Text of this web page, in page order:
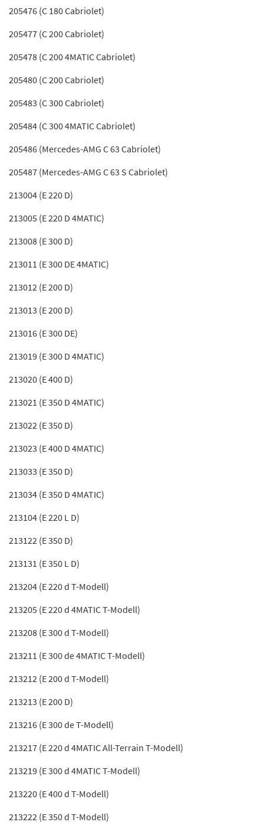
205476 (C 180 Cabriolet)
205477 (C 200 Cabriolet)
205478 (C 200 4MATIC Cabriolet)
205480 (C 200 Cabriolet)
205483 (C 300 Cabriolet)
205484 (C 300 4MATIC Cabriolet)
205486 (Mercedes-AMG C 63 Cabriolet)
205487 (Mercedes-AMG C 63 S Cabriolet)
213004 (E 220 D)
213005 (E 220 D 4MATIC)
213008 (E 300 D)
213011 (E 300 DE 4MATIC)
213012 (E 200 D)
213013 (E 200 D)
213016 (E 300 DE)
213019 (E 300 D 4MATIC)
213020 (E 400 D)
213021 (E 350 D 4MATIC)
213022 (E 350 D)
213023 (E 400 D 4MATIC)
213033 (E 350 D)
213034 (E 350 D 4MATIC)
213104 (E 220 L D)
213122 (E 350 D)
213131 (E 350 L D)
213204 (E 220 d T-Modell)
213205 (E 220 d 4MATIC T-Modell)
213208 (E 300 d T-Modell)
213211 (E 300 de 4MATIC T-Modell)
213212 (E 200 d T-Modell)
213213 (E 200 D)
213216 (E 300 de T-Modell)
213217 (E 220 d 4MATIC All-Terrain T-Modell)
213219 (E 300 d 4MATIC T-Modell)
213220 (E 400 d T-Modell)
213222 (E 350 d T-Modell)